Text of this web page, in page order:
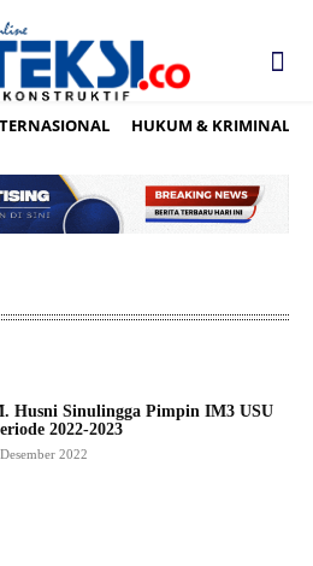
HUKUM & KRIMINAL
Husni Sinulingga Pimpin IM3 USU
2022-2023
2022